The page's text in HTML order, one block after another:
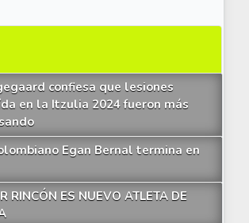
confiesa que lesiones
en la Itzulia 2024 fueron más
Egan Bernal termina en
RINCÓN ES NUEVO ATLETA DE